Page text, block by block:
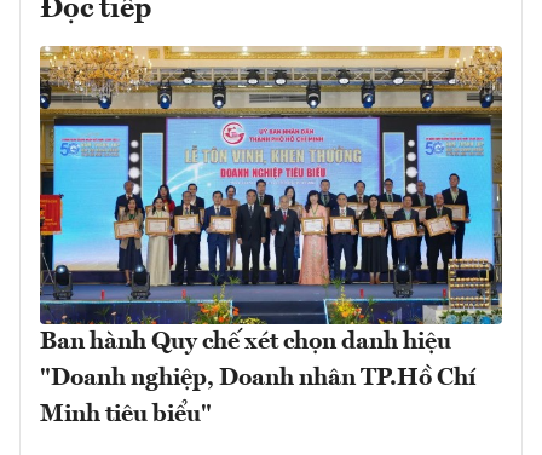
Đọc tiếp
Ban hành Quy chế xét chọn danh hiệu
"Doanh nghiệp, Doanh nhân TP.Hồ Chí
Minh tiêu biểu"